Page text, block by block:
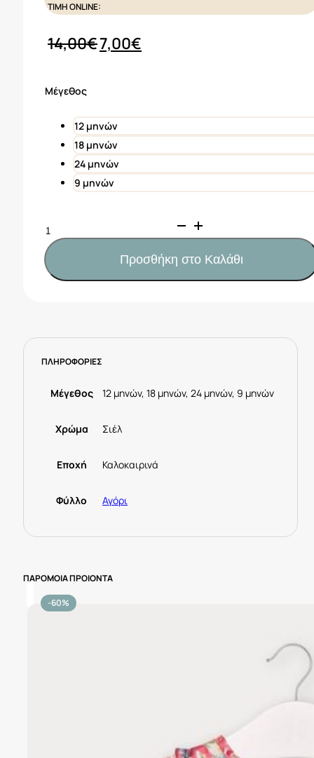
ΤΙΜΗ ONLINE:
14,00€Original
7,00€
Μέγεθος
12 μηνών
18 μηνών
24 μηνών
9 μηνών
Mayoral
Μπλούζα
σερφ
καρχαρίας
μωρό
Σιέλ
Προσθήκη στο Καλάθι
ΠΛΗΡΟΦΟΡΙΕΣ
Μέγεθος 12 μηνών, 18 μηνών, 24 μηνών, 9 μηνών
Χρώμα Σιέλ
Εποχή Καλοκαιρινά
Φύλλο Αγόρι
ΠΑΡΟΜΟΙΑ ΠΡΟΙΟΝΤΑ
-60%